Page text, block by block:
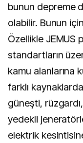
bunun depreme
olabilir. Bunun
Özellikle JEMUS
standartların
kamu alanlarına
farklı
güneşti,
yedekli
elektrik